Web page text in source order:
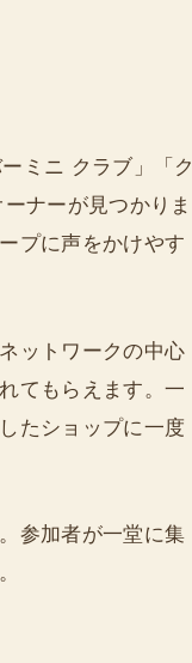
ミニ クラブ」「ク
ナーが見つかりま
プに声をかけやす
ットワークの中心
てもらえます。一
たショップに一度
参加者が一堂に集